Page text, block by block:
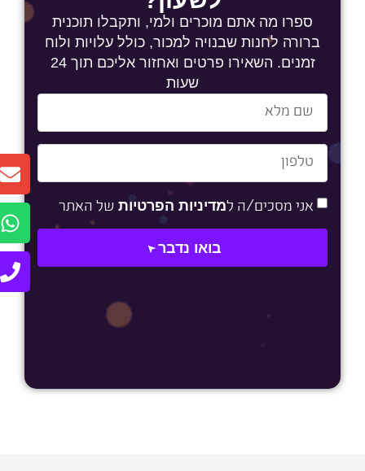
ספרו מה אתם מוכרים ולמי, ותקבלו תוכנית
ברורה לחנות שבנויה למכור, כולל עלויות ולוח
זמנים. השאירו פרטים ואחזור אליכם תוך 24
שעות
אני מסכים/ה למדיניות הפרטיותשל האתר
בואו נדבר